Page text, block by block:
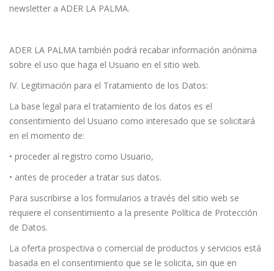
newsletter a ADER LA PALMA.
ADER LA PALMA también podrá recabar información anónima
sobre el uso que haga el Usuario en el sitio web.
IV. Legitimación para el Tratamiento de los Datos:
La base legal para el tratamiento de los datos es el
consentimiento del Usuario como interesado que se solicitará
en el momento de:
• proceder al registro como Usuario,
• antes de proceder a tratar sus datos.
Para suscribirse a los formularios a través del sitio web se
requiere el consentimiento a la presente Política de Protección
de Datos.
La oferta prospectiva o comercial de productos y servicios está
basada en el consentimiento que se le solicita, sin que en